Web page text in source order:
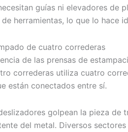
guías ni elevadores de
herramientas, lo que lo hace
de cuatro correderas
de las prensas de
correderas utiliza cuatro
están conectados entre sí.
golpean la pieza de
del metal. Diversos